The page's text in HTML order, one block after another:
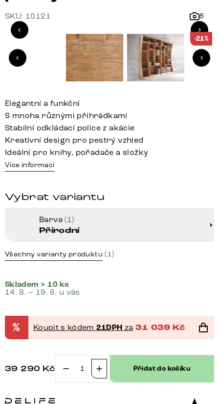
SKU: 10121 8
-21%
Elegantní a funkční
S mnoha různými přihrádkami
Stabilní odkládací police z akácie
Kreativní design pro pestrý vzhled
Ideální pro knihy, pořadače a složky
Více informací
Vybrat variantu
Barva(1)
Přírodní
Všechny varianty produktu (1)
Skladem > 10 ks
14. 8. – 19. 8. u vás
% Koupit s kódem 21DPH za 31 039 Kč
39 290 Kč Přidat do košíku